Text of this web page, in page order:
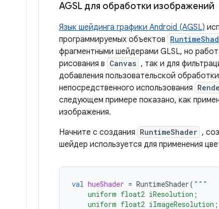
AGSL для обработки изображений
Язык шейдинга графики Android (AGSL)
программируемых объектов
фрагментными шейдерами GLSL, но
рисования в Canvas , так и для
добавления пользовательской
непосредственного использования
следующем примере показано, как
изображения.
Начните с создания RuntimeShader ,
шейдер используется для применения
val hueShader = RuntimeShader( """
uniform float2 iResolution;
uniform float2